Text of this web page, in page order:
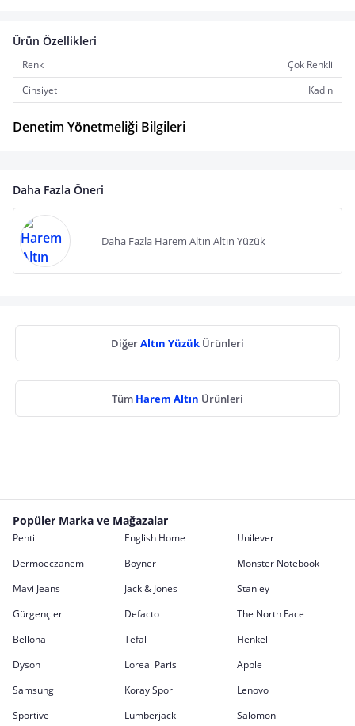
Ürün Özellikleri
Renk
Çok Renkli
Cinsiyet
Kadın
Denetim Yönetmeliği Bilgileri
Daha Fazla Öneri
Daha Fazla Harem Altın Altın Yüzük
DiğerAltın Yüzük Ürünleri
Tüm Harem Altın Ürünleri
Popüler Marka ve Mağazalar
Penti English Home
Unilever
Dermoeczanem
Boyner
Monster Notebook
Mavi Jeans
Jack & Jones
Stanley
Gürgençler
Defacto
The North Face
Bellona
Tefal
Henkel
Dyson
Loreal Paris
Apple
Samsung
Koray Spor
Lenovo
Sportive
Lumberjack Salomon